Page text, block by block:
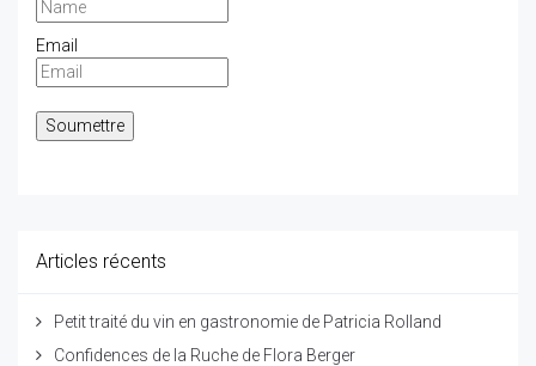
Email
Articles récents
Petit traité du vin en gastronomie de Patricia Rolland
Confidences de la Ruche de Flora Berger